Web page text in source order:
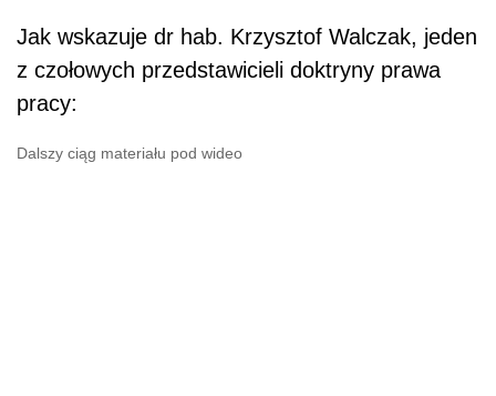
Jak wskazuje dr hab. Krzysztof Walczak, jeden
z czołowych przedstawicieli doktryny prawa
pracy:
Dalszy ciąg materiału pod wideo